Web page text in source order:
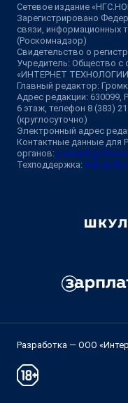
Сетевое издание
Зарегистрировано
связи, информационных
(Роскомнадзор)
Свидетельство о
Учредитель: Общество с
«ИНТЕРНЕТ
Главный редактор:
Адрес редакции: 630099,
6 этаж, телефон 8 (383)
(круглосуточно)
Электронный адрес
Контактные данные для
органов:
Техподдержка:
Разработка — ООО